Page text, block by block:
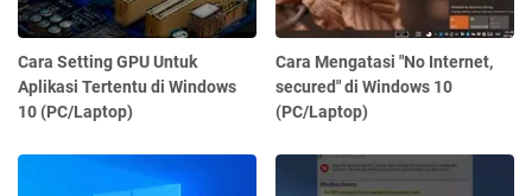
Cara Setting GPU Untuk
Aplikasi Tertentu di Windows
10 (PC/Laptop)
Cara Mengatasi "No Internet,
secured" di Windows 10
(PC/Laptop)